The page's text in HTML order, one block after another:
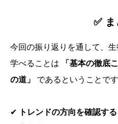
✅
今回の振り返りを通して、
学べることは
「基本の徹底
の道」
であるということです
✔
トレンドの方向を確認する